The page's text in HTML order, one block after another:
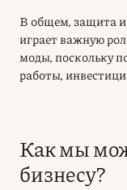
В общем, защита
играет важную
моды, поскольку
работы,
Как мы
бизнесу?